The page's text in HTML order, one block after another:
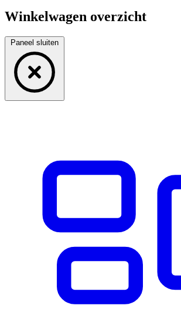
Winkelwagen overzicht
Paneel sluiten